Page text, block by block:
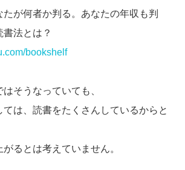
が何者か判る。あなたの年収も判
法とは？
bookshelf
そうなっていても、
は、読書をたくさんしているからと
るとは考えていません。